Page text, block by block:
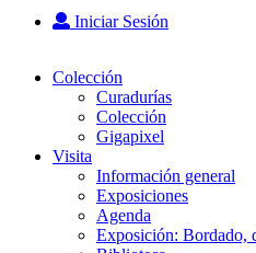
Iniciar Sesión
Colección
Curadurías
Colección
Gigapixel
Visita
Información general
Exposiciones
Agenda
Exposición: Bordado,